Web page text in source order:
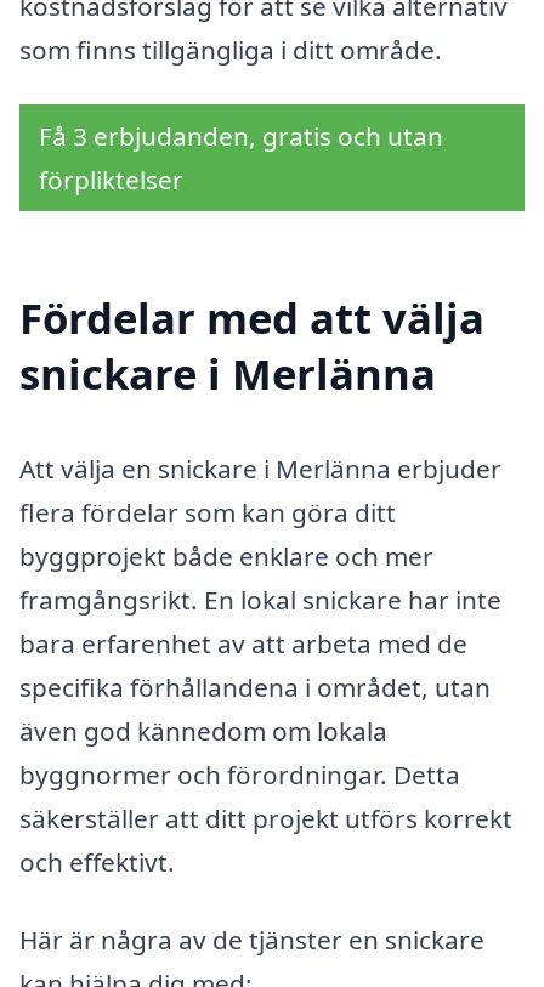
som finns tillgängliga i ditt område.
Få 3 erbjudanden, gratis och utan
förpliktelser
Fördelar med att välja
snickare i Merlänna
Att välja en snickare i Merlänna erbjuder
flera fördelar som kan göra ditt
byggprojekt både enklare och mer
framgångsrikt. En lokal snickare har inte
bara erfarenhet av att arbeta med de
specifika förhållandena i området, utan
även god kännedom om lokala
byggnormer och förordningar. Detta
säkerställer att ditt projekt utförs korrekt
och effektivt.
Här är några av de tjänster en snickare